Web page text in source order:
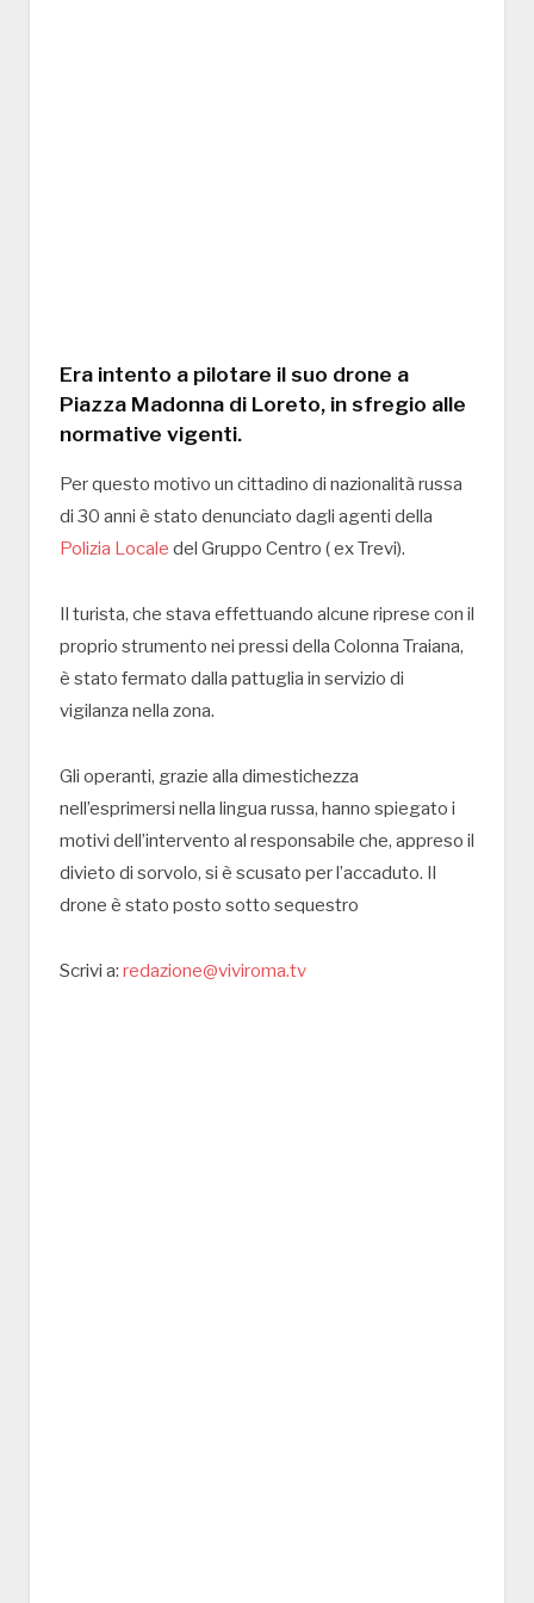
Era intento a pilotare il suo drone a
Piazza Madonna di Loreto, in sfregio alle
normative vigenti.
Per questo motivo un cittadino di nazionalità russa
di 30 anni è stato denunciato dagli agenti della
Polizia Locale del Gruppo Centro ( ex Trevi).
Il turista, che stava effettuando alcune riprese con il
proprio strumento nei pressi della Colonna Traiana,
è stato fermato dalla pattuglia in servizio di
vigilanza nella zona.
Gli operanti, grazie alla dimestichezza
nell’esprimersi nella lingua russa, hanno spiegato i
motivi dell’intervento al responsabile che, appreso il
divieto di sorvolo, si è scusato per l’accaduto. Il
drone è stato posto sotto sequestro
Scrivi a: redazione@viviroma.tv